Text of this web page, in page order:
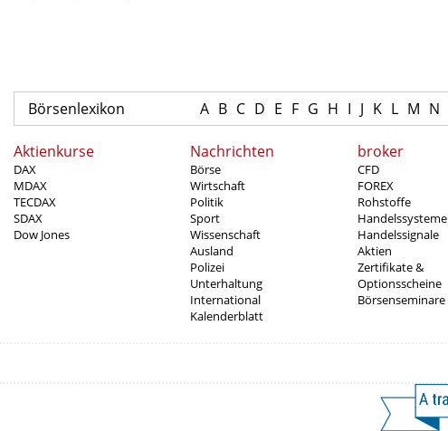
Börsenlexikon A B C D E F G H I J K L M N
Aktienkurse
DAX
MDAX
TECDAX
SDAX
Dow Jones
Nachrichten
Börse
Wirtschaft
Politik
Sport
Wissenschaft
Ausland
Polizei
Unterhaltung
International
Kalenderblatt
broker
CFD
FOREX
Rohstoffe
Handelssysteme
Handelssignale
Aktien
Zertifikate &
Optionsscheine
Börsenseminare